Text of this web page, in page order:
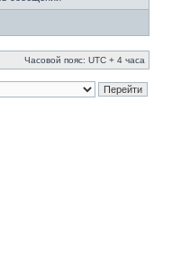
Часовой пояс: UTC + 4 часа